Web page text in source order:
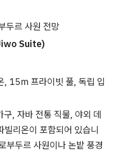
두르 사원 전망
Suite)
, 15m 프라이빗 풀, 독립 입
, 자바 전통 직물, 야외 데
리온이 포함되어 있습니
부두르 사원이나 논밭 풍경